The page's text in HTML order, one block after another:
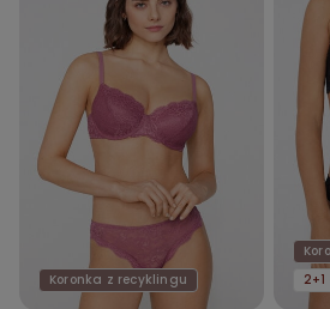
Koronka z recyklingu